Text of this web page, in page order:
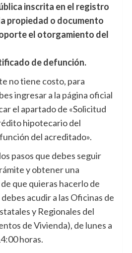
inscrita en el registro
propiedad o documento
el otorgamiento del
de defunción.
no tiene costo, para
ingresar a la página oficial
el apartado de «Solicitud
hipotecario del
del acreditado».
pasos que debes seguir
y obtener una
que quieras hacerlo de
acudir a las Oficinas de
y Regionales del
de Vivienda), de lunes a
horas.